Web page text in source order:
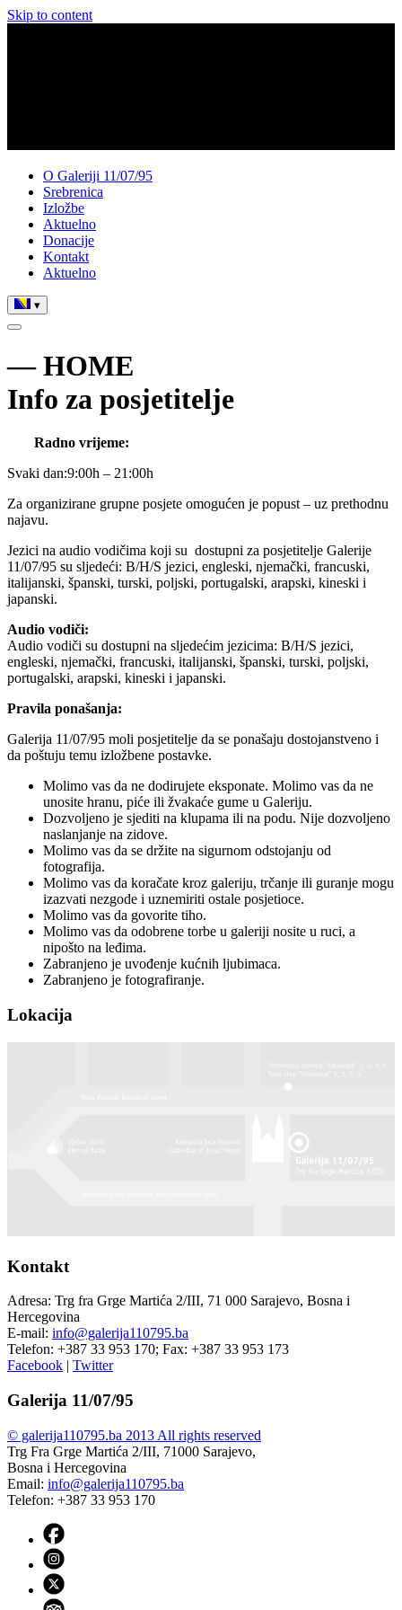
Skip to content
O Galeriji 11/07/95
Srebrenica
Izložbe
Aktuelno
Donacije
Kontakt
Aktuelno
▾
— HOME
Info za posjetitelje
Radno vrijeme:
Svaki dan:9:00h – 21:00h
Za organizirane grupne posjete omogućen je popust – uz prethodnu
najavu.
Jezici na audio vodičima koji su dostupni za posjetitelje Galerije
11/07/95 su sljedeći: B/H/S jezici, engleski, njemački, francuski,
italijanski, španski, turski, poljski, portugalski, arapski, kineski i
japanski.
Audio vodiči:
Audio vodiči su dostupni na sljedećim jezicima: B/H/S jezici,
engleski, njemački, francuski, italijanski, španski, turski, poljski,
portugalski, arapski, kineski i japanski.
Pravila ponašanja:
Galerija 11/07/95 moli posjetitelje da se ponašaju dostojanstveno i
da poštuju temu izložbene postavke.
Molimo vas da ne dodirujete eksponate. Molimo vas da ne
unosite hranu, piće ili žvakaće gume u Galeriju.
Dozvoljeno je sjediti na klupama ili na podu. Nije dozvoljeno
naslanjanje na zidove.
Molimo vas da se držite na sigurnom odstojanju od
fotografija.
Molimo vas da koračate kroz galeriju, trčanje ili guranje mogu
izazvati nezgode i uznemiriti ostale posjetioce.
Molimo vas da govorite tiho.
Molimo vas da odobrene torbe u galeriji nosite u ruci, a
nipošto na leđima.
Zabranjeno je uvođenje kućnih ljubimaca.
Zabranjeno je fotografiranje.
Lokacija
Kontakt
Adresa: Trg fra Grge Martića 2/III, 71 000 Sarajevo, Bosna i
Hercegovina
E-mail: info@galerija110795.ba
Telefon: +387 33 953 170; Fax: +387 33 953 173
Facebook | Twitter
Galerija 11/07/95
© galerija110795.ba 2013 All rights reserved
Trg Fra Grge Martića 2/III, 71000 Sarajevo,
Bosna i Hercegovina
Email: info@galerija110795.ba
Telefon: +387 33 953 170